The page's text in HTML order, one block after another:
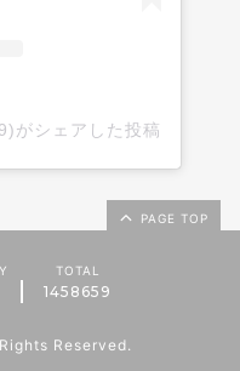
がシェアした投稿
PAGE TOP
TOTAL
1458659
Reserved.